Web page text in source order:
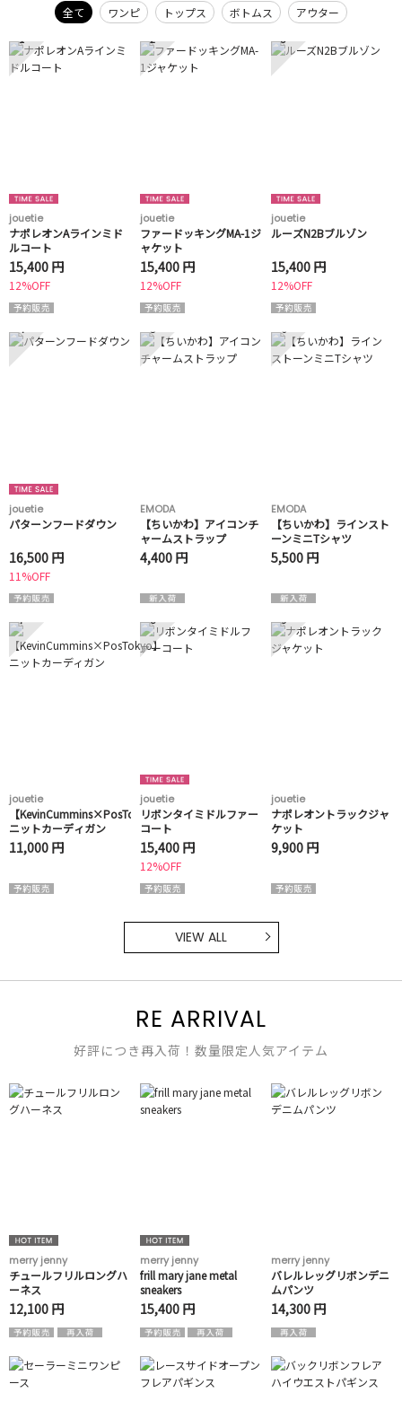
全て ワンピ トップス ボトムス アウター
1
jouetie
ナポレオンAラインミド
ルコート
15,400 円
12%OFF
2
jouetie
ファードッキングMA-1ジ
ャケット
15,400 円
12%OFF
3
jouetie
ルーズN2Bブルゾン
15,400 円
12%OFF
4
jouetie
パターンフードダウン
16,500 円
11%OFF
5
EMODA
【ちいかわ】アイコンチ
ャームストラップ
4,400 円
6
EMODA
【ちいかわ】ラインスト
ーンミニTシャツ
5,500 円
7
jouetie
【KevinCummins×PosTokyo】
ニットカーディガン
11,000 円
8
jouetie
リボンタイミドルファー
コート
15,400 円
12%OFF
9
jouetie
ナポレオントラックジャ
ケット
9,900 円
VIEW ALL
RE ARRIVAL
好評につき再入荷！数量限定人気アイテム
merry jenny
チュールフリルロングハ
ーネス
12,100 円
merry jenny
frill mary jane metal
sneakers
15,400 円
merry jenny
バレルレッグリボンデニ
ムパンツ
14,300 円